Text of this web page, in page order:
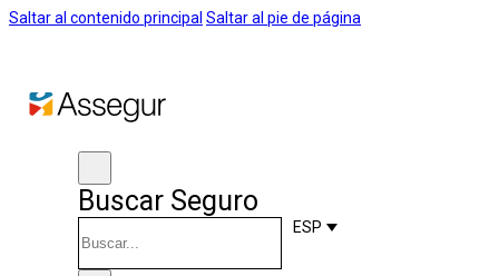
Saltar al contenido principal Saltar al pie de página
Buscar Seguro
ESP